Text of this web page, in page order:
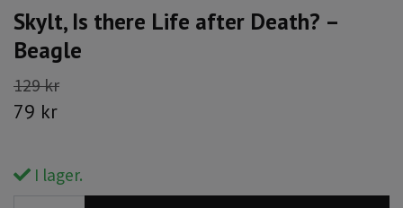
Skylt, Is there Life after Death? –
Beagle
129 kr
79 kr
I lager.